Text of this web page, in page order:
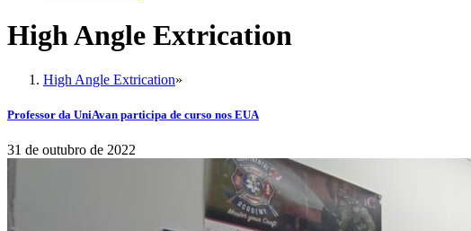
High Angle Extrication
High Angle Extrication»
Professor da UniAvan participa de curso nos EUA
31 de outubro de 2022